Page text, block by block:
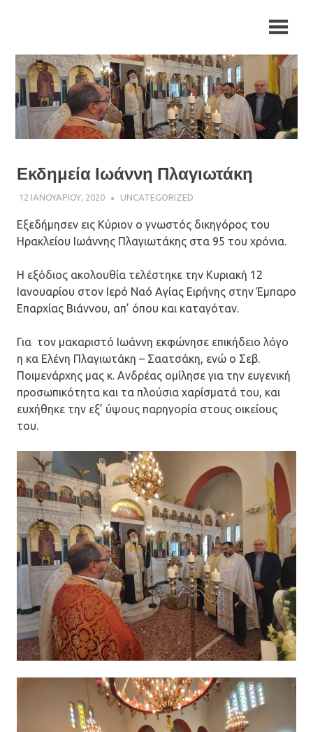
Μητρόπολη
Αρκαλοχωρίου,
Καστελλίου
και
Βιάννου
Καστελλίου
και
Βιάννου
Εκδημεία Ιωάννη Πλαγιωτάκη
12 ΙΑΝΟΥΑΡΊΟΥ, 2020 ΠΑΤΉΡ ΜΙΧΑΉΛ ΠΑΠΑΪΩΆΝΝΟΥ
UNCATEGORIZED
Εξεδήμησεν εις Κύριον ο γνωστός δικηγόρος του
Ηρακλείου Ιωάννης Πλαγιωτάκης στα 95 του χρόνια.
Η εξόδιος ακολουθία τελέστηκε την Κυριακή 12
Ιανουαρίου στον Ιερό Ναό Αγίας Ειρήνης στην Έμπαρο
Επαρχίας Βιάννου, απ’ όπου και καταγόταν.
Για τον μακαριστό Ιωάννη εκφώνησε επικήδειο λόγο
η κα Ελένη Πλαγιωτάκη – Σαατσάκη, ενώ ο Σεβ.
Ποιμενάρχης μας κ. Ανδρέας ομίλησε για την ευγενική
προσωπικότητα και τα πλούσια χαρίσματά του, και
ευχήθηκε την εξ’ ύψους παρηγορία στους οικείους
του.